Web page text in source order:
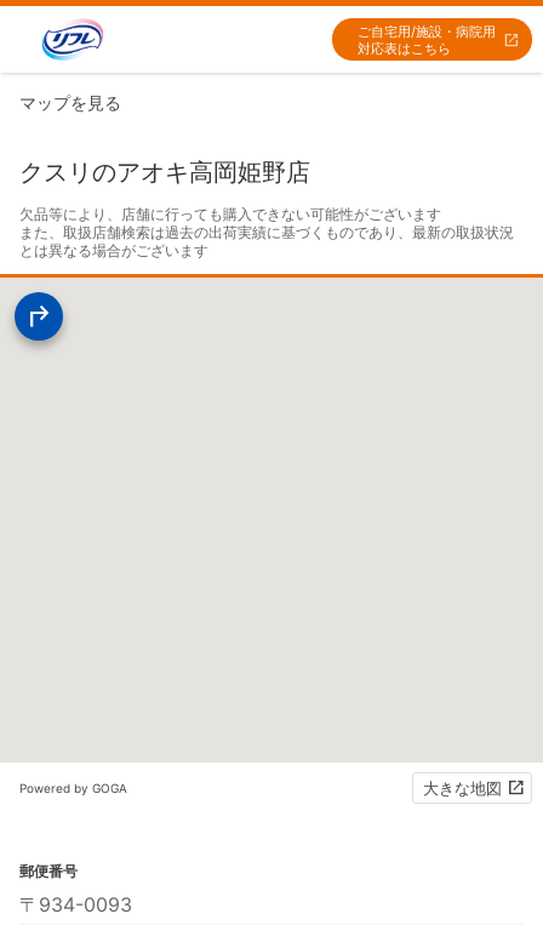
ご自宅用/施設・病院用
対応表はこちら
マップを見る
クスリのアオキ高岡姫野店
欠品等により、店舗に行っても購入できない可能性がございます
また、取扱店舗検索は過去の出荷実績に基づくものであり、最新の取扱状況
とは異なる場合がございます
Powered by GOGA 大きな地図
郵便番号
〒934-0093